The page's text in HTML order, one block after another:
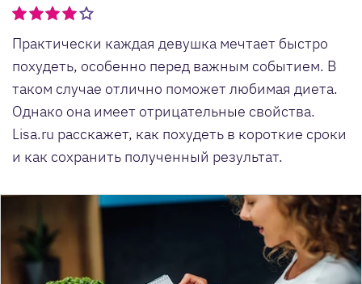
Практически каждая девушка мечтает быстро
похудеть, особенно перед важным событием. В
таком случае отлично поможет любимая диета.
Однако она имеет отрицательные свойства.
Lisa.ru расскажет, как похудеть в короткие сроки
и как сохранить полученный результат.